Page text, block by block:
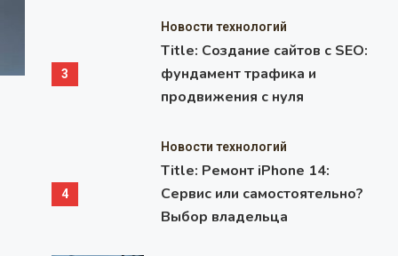
Процессор
Обновлять старый i7 или брать
когда апгрейд процессора в 2026
действительно имеет смысл
Старый i7 или новый Ryzen Многие владельцы систем на
лет в 2026 году задаются одним и тем же вопросом.
справляется с привычными задачами, но новые игры и
3
Новости технологий
Title: Создание сайтов с SEO:
фундамент трафика и
продвижения с нуля
4
Новости технологий
Title: Ремонт iPhone 14:
Сервис или самостоятельно?
Выбор владельца